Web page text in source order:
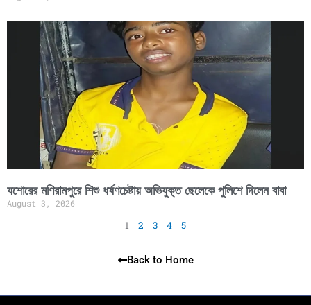
যশোরের মণিরামপুরে শিশু ধর্ষণচেষ্টায় অভিযুক্ত ছেলেকে পুলিশে দিলেন বাবা
August 3, 2026
1 2 3 4 5
Back to Home